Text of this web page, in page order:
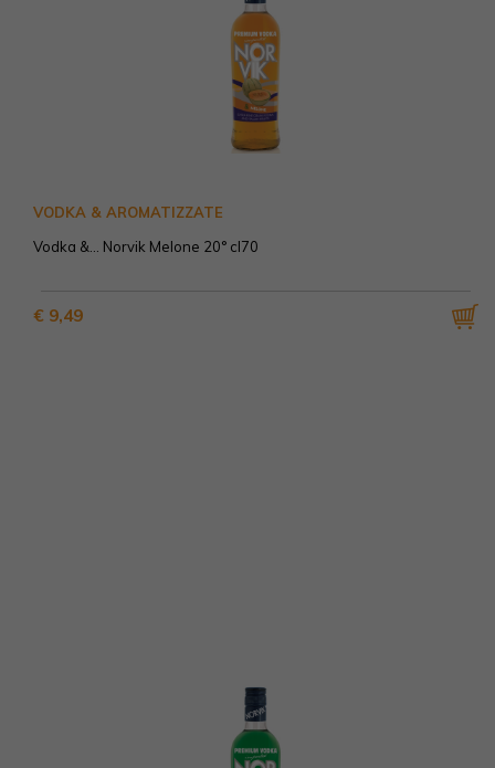
VODKA & AROMATIZZATE
Vodka &... Norvik Melone 20° cl70
€ 9,49